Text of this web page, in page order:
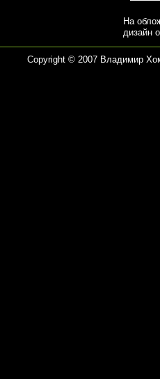
На
дизайн
Copyright © 2007 Владимир